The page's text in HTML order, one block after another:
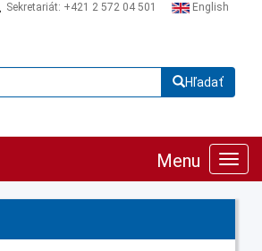
Sekretariát: +421 2 572 04 501 English
Hľadať
Menu